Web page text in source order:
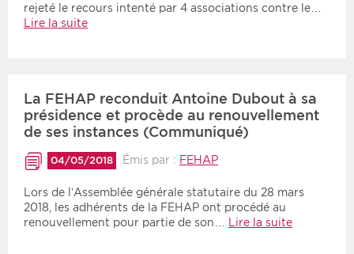
rejeté le recours intenté par 4 associations contre le…
Lire la suite
La FEHAP reconduit Antoine Dubout à sa
présidence et procède au renouvellement
de ses instances (Communiqué)
04/05/2018 Émis par : FEHAP
Lors de l’Assemblée générale statutaire du 28 mars
2018, les adhérents de la FEHAP ont procédé au
renouvellement pour partie de son…
Lire la suite